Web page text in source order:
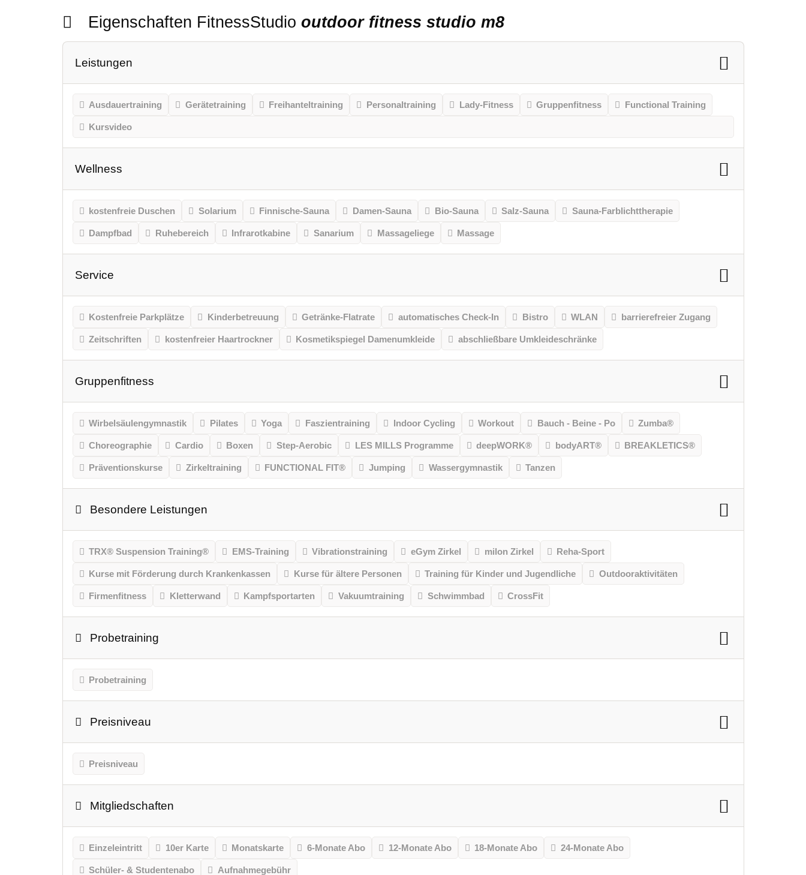
Eigenschaften FitnessStudiooutdoor fitness studio m8
Leistungen
Ausdauertraining Gerätetraining Freihanteltraining Personaltraining Lady-Fitness Gruppenfitness Functional Training
Kursvideo
Wellness
kostenfreie Duschen Solarium Finnische-Sauna Damen-Sauna Bio-Sauna Salz-Sauna Sauna-Farblichttherapie
Dampfbad Ruhebereich Infrarotkabine Sanarium Massageliege Massage
Service
Kostenfreie Parkplätze Kinderbetreuung Getränke-Flatrate automatisches Check-In Bistro WLAN barrierefreier Zugang
Zeitschriften kostenfreier Haartrockner Kosmetikspiegel Damenumkleide abschließbare Umkleideschränke
Gruppenfitness
Wirbelsäulengymnastik Pilates Yoga Faszientraining Indoor Cycling Workout Bauch - Beine - Po Zumba®
Choreographie Cardio Boxen Step-Aerobic LES MILLS Programme deepWORK® bodyART® BREAKLETICS®
Präventionskurse Zirkeltraining FUNCTIONAL FIT® Jumping Wassergymnastik Tanzen
Besondere Leistungen
TRX® Suspension Training® EMS-Training Vibrationstraining eGym Zirkel milon Zirkel Reha-Sport
Kurse mit Förderung durch Krankenkassen Kurse für ältere Personen Training für Kinder und Jugendliche Outdooraktivitäten
Firmenfitness Kletterwand Kampfsportarten Vakuumtraining Schwimmbad CrossFit
Probetraining
Probetraining
Preisniveau
Preisniveau
Mitgliedschaften
Einzeleintritt 10er Karte Monatskarte 6-Monate Abo 12-Monate Abo 18-Monate Abo 24-Monate Abo
Schüler- & Studentenabo Aufnahmegebühr